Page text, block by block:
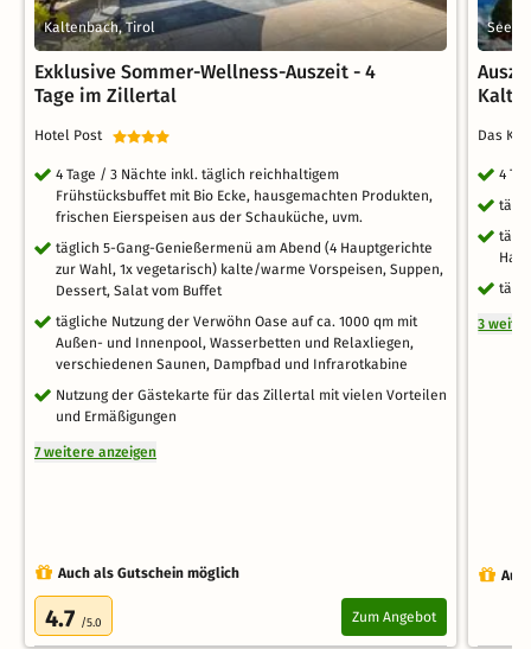
Kaltenbach, Tirol
Exklusive Sommer-Wellness-Auszeit - 4
Tage im Zillertal
Hotel Post
4 Tage / 3 Nächte inkl. täglich reichhaltigem
Frühstücksbuffet mit Bio Ecke, hausgemachten Produkten,
frischen Eierspeisen aus der Schauküche, uvm.
täglich 5-Gang-Genießermenü am Abend (4 Hauptgerichte
zur Wahl, 1x vegetarisch) kalte/warme Vorspeisen, Suppen,
Dessert, Salat vom Buffet
tägliche Nutzung der Verwöhn Oase auf ca. 1000 qm mit
Außen- und Innenpool, Wasserbetten und Relaxliegen,
verschiedenen Saunen, Dampfbad und Infrarotkabine
Nutzung der Gästekarte für das Zillertal mit vielen Vorteilen
und Ermäßigungen
7 weitere anzeigen
Auch als Gutschein möglich
4.7 /5.0 Zum Angebot
Das
4
3